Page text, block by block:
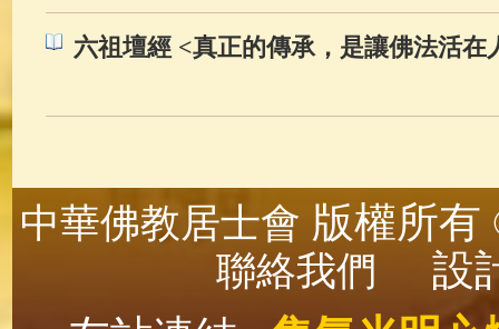
六祖壇經 <真正的傳承，是讓佛法活在
中華佛教居士會 版權所
聯絡我們
設